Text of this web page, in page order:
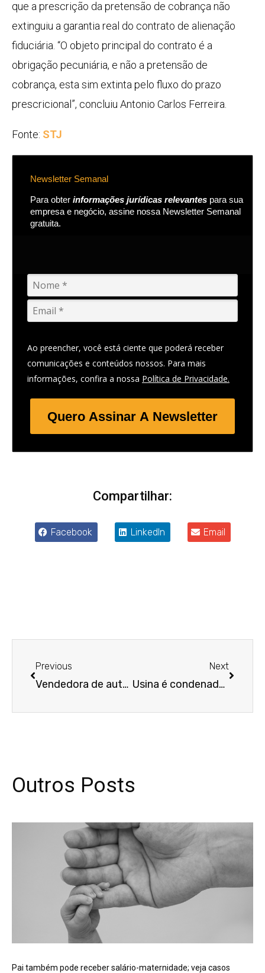
que a prescrição da pretensão de cobrança não
extinguiu a garantia real do contrato de alienação
fiduciária . “O objeto principal do contrato é a
obrigação pecuniária, e não a pretensão de
cobrança, esta sim extinta pelo fluxo do prazo
prescricional”, concluiu Antonio Carlos Ferreira.
Fonte: STJ
Newsletter Semanal
Para obter informações jurídicas relevantes para sua
empresa e negócio, assine nossa Newsletter Semanal
gratuita.
Ao preencher, você está ciente que poderá receber
comunicações e conteúdos nossos. Para mais
informações, confira a nossa Política de Privacidade.
Quero Assinar A Newsletter
Compartilhar:
Facebook LinkedIn Email
Previous
Vendedora de automóveis xingada em reuniões consegue aumentar indenização
Next
Usina é condenada por irregularidades na gestão de empregados
Outros Posts
Pai também pode receber salário-maternidade; veja casos